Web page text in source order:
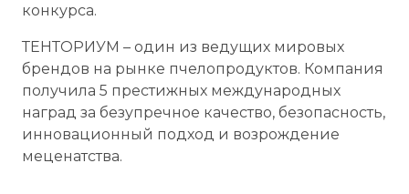
конкурса.
ТЕНТОРИУМ – один из ведущих мировых
брендов на рынке пчелопродуктов. Компания
получила 5 престижных международных
наград за безупречное качество, безопасность,
инновационный подход и возрождение
меценатства.